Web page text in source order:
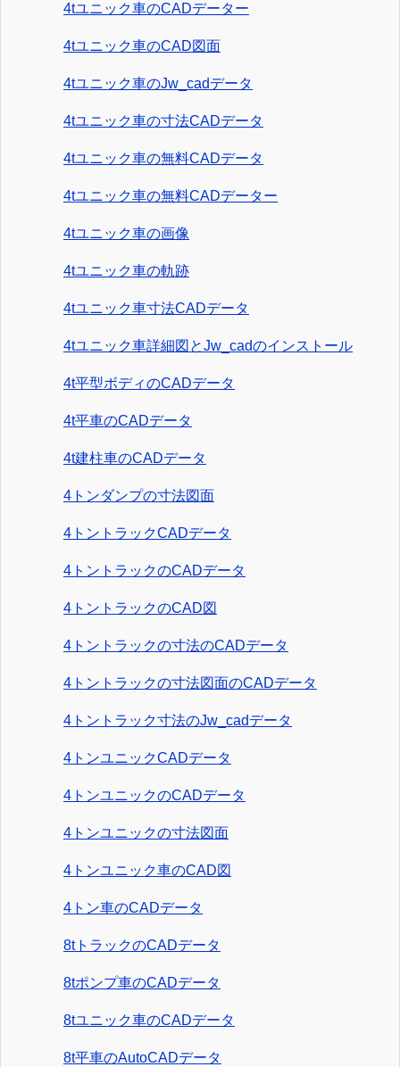
4tユニック車のCADデーター
4tユニック車のCAD図面
4tユニック車のJw_cadデータ
4tユニック車の寸法CADデータ
4tユニック車の無料CADデータ
4tユニック車の無料CADデーター
4tユニック車の画像
4tユニック車の軌跡
4tユニック車寸法CADデータ
4tユニック車詳細図とJw_cadのインストール
4t平型ボディのCADデータ
4t平車のCADデータ
4t建柱車のCADデータ
4トンダンプの寸法図面
4トントラックCADデータ
4トントラックのCADデータ
4トントラックのCAD図
4トントラックの寸法のCADデータ
4トントラックの寸法図面のCADデータ
4トントラック寸法のJw_cadデータ
4トンユニックCADデータ
4トンユニックのCADデータ
4トンユニックの寸法図面
4トンユニック車のCAD図
4トン車のCADデータ
8tトラックのCADデータ
8tポンプ車のCADデータ
8tユニック車のCADデータ
8t平車のAutoCADデータ